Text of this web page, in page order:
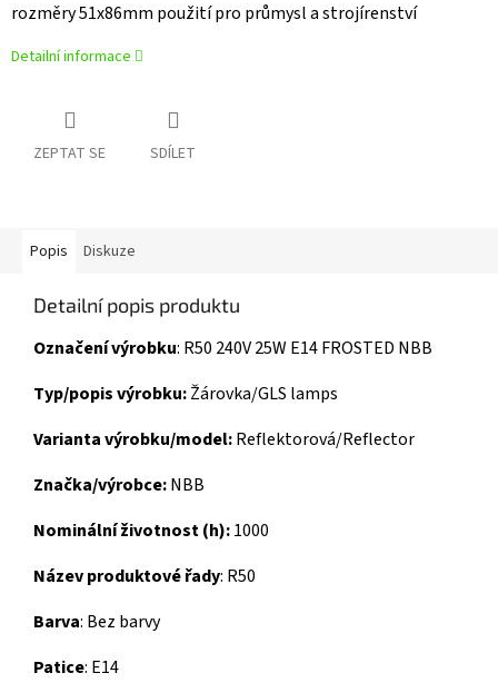
rozměry 51x86mm použití pro průmysl a strojírenství
Detailní informace
ZEPTAT SE SDÍLET
Popis Diskuze
Detailní popis produktu
Označení výrobku: R50 240V 25W E14 FROSTED NBB
Typ/popis výrobku:Žárovka/GLS lamps
Varianta výrobku/model:Reflektorová/Reflector
Značka/výrobce:NBB
Nominální životnost (h):1000
Název produktové řady: R50
Barva: Bez barvy
Patice: E14